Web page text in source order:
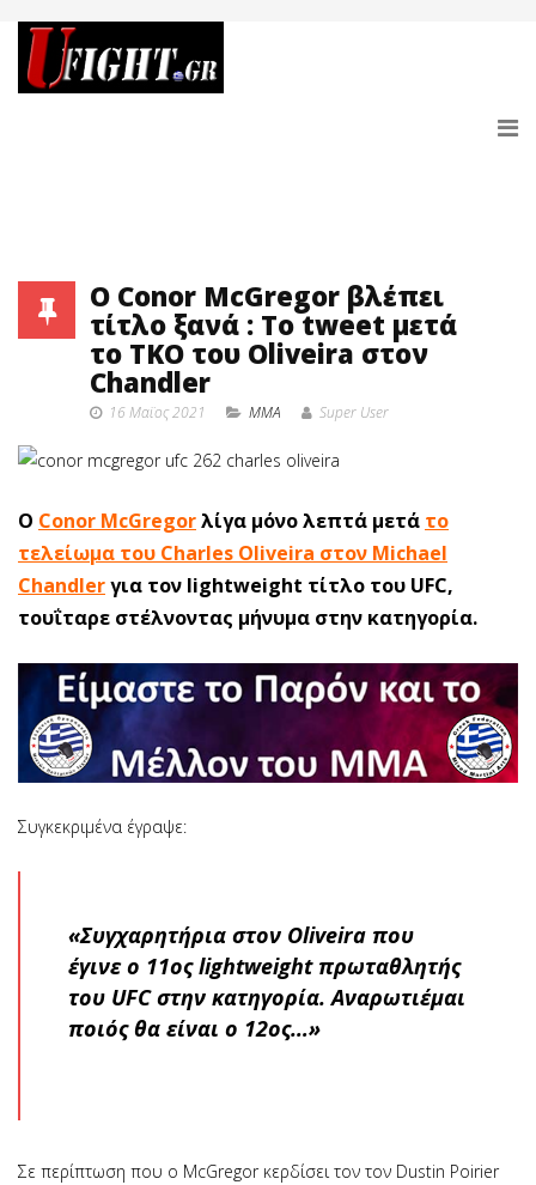
O Conor McGregor βλέπει
τίτλο ξανά : Το tweet μετά
το ΤΚΟ του Oliveira στον
Chandler
16 Μαϊος 2021 MMA Super User
O Conor McGregorλίγα μόνο λεπτά μετά το
τελείωμα του Charles Oliveira στον Michael
Chandlerγια τον lightweight τίτλο του UFC,
τουΐταρε στέλνοντας μήνυμα στην κατηγορία.
Συγκεκριμένα έγραψε:
«Συγχαρητήρια στον Oliveira που
έγινε ο 11ος lightweight πρωταθλητής
του UFC στην κατηγορία. Αναρωτιέμαι
ποιός θα είναι ο 12ος…»
Σε περίπτωση που ο McGregor κερδίσει τον τον Dustin Poirier